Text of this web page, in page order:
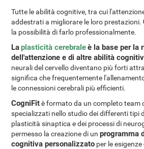
Tutte le abilità cognitive, tra cui
addestrati a migliorare le loro prestazioni.
la possibilità di farlo professionalmente.
Laplasticità cerebraleè la base per la
dell'attenzione e di altre abilità
neurali del cervello diventano più forti
significa che frequentemente
le connessioni cerebrali più efficienti.
CogniFitè formato da un completo team
specializzati nello studio dei differenti tipi
plasticità sinaptica e dei processi di
permesso la creazione di unprogramma
cognitiva personalizzato per le